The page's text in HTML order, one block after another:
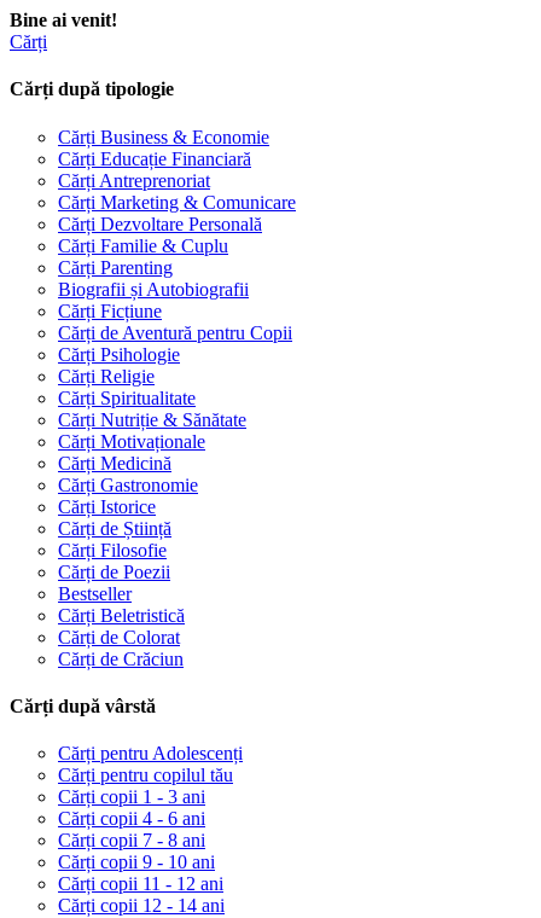
Bine ai venit!
Cărți
Cărți după tipologie
Cărți Business & Economie
Cărți Educație Financiară
Cărți Antreprenoriat
Cărți Marketing & Comunicare
Cărți Dezvoltare Personală
Cărți Familie & Cuplu
Cărți Parenting
Biografii și Autobiografii
Cărți Ficțiune
Cărți de Aventură pentru Copii
Cărți Psihologie
Cărți Religie
Cărți Spiritualitate
Cărți Nutriție & Sănătate
Cărți Motivaționale
Cărți Medicină
Cărți Gastronomie
Cărți Istorice
Cărți de Știință
Cărți Filosofie
Cărți de Poezii
Bestseller
Cărți Beletristică
Cărți de Colorat
Cărți de Crăciun
Cărți după vârstă
Cărți pentru Adolescenți
Cărți pentru copilul tău
Cărți copii 1 - 3 ani
Cărți copii 4 - 6 ani
Cărți copii 7 - 8 ani
Cărți copii 9 - 10 ani
Cărți copii 11 - 12 ani
Cărți copii 12 - 14 ani